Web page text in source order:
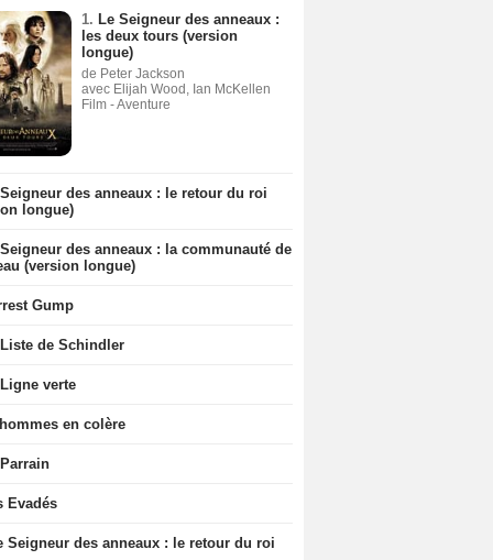
1. Le Seigneur des anneaux :
les deux tours (version
longue)
de Peter Jackson
avec Elijah Wood, Ian McKellen
Film - Aventure
des anneaux : le retour du roi
longue)
des anneaux : la communauté de
(version longue)
Gump
de Schindler
verte
en colère
Evadés
Seigneur des anneaux : le retour du roi